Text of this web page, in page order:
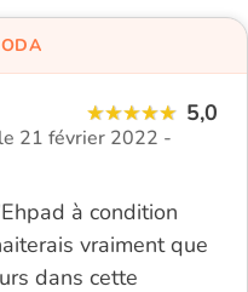
5,0
21 février 2022 -
à condition
vraiment que
dans cette